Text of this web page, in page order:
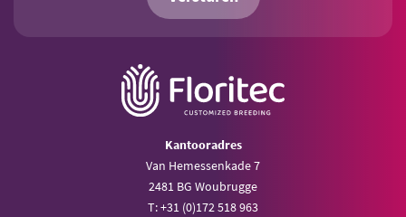
Kantooradres
Van Hemessenkade 7
2481 BG Woubrugge
T: +31 (0)172 518 963